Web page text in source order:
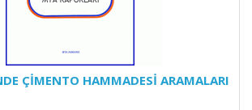
ÇİMENTO HAMMADESİ ARAMALARI